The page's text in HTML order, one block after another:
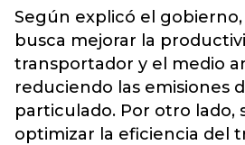
Según explicó el
busca mejorar la
transportador y el medio
reduciendo las emisiones
particulado. Por otro lado,
optimizar la eficiencia del